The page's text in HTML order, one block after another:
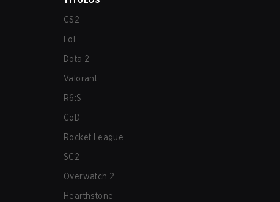
CS2
LoL
Dota 2
Valorant
R6:S
CoD
Rocket League
SC2
Overwatch 2
Hearthstone